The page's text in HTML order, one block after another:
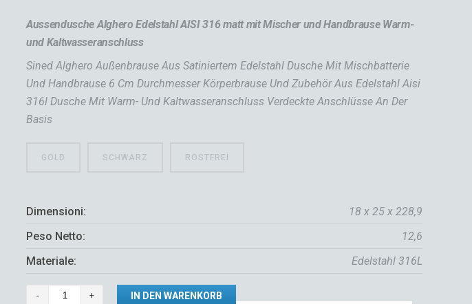
Aussendusche Alghero Edelstahl AISI 316 matt mit Mischer und Handbrause Warm-
und Kaltwasseranschluss
Sined Alghero Außenbrause Aus Satiniertem Edelstahl Dusche Mit Mischbatterie
Und Handbrause 6 Cm Durchmesser Körperbrause Und Zubehör Aus Edelstahl Aisi
316l Dusche Mit Warm- Und Kaltwasseranschluss Verdeckte Anschlüsse An Der
Basis
GOLD SCHWARZ ROSTFREI
Dimensioni:
18 x 25 x 228,9
Peso Netto:
12,6
Materiale:
Edelstahl 316L
DOCCIA-
IN DEN WARENKORB